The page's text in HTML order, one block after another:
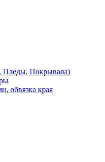
Пледы, Покрывала)
обвязка края